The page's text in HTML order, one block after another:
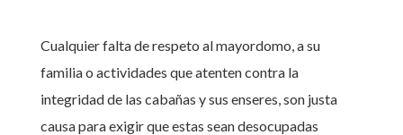
Cualquier falta de respeto al mayordomo, a su
familia o actividades que atenten contra la
integridad de las cabañas y sus enseres, son justa
causa para exigir que estas sean desocupadas